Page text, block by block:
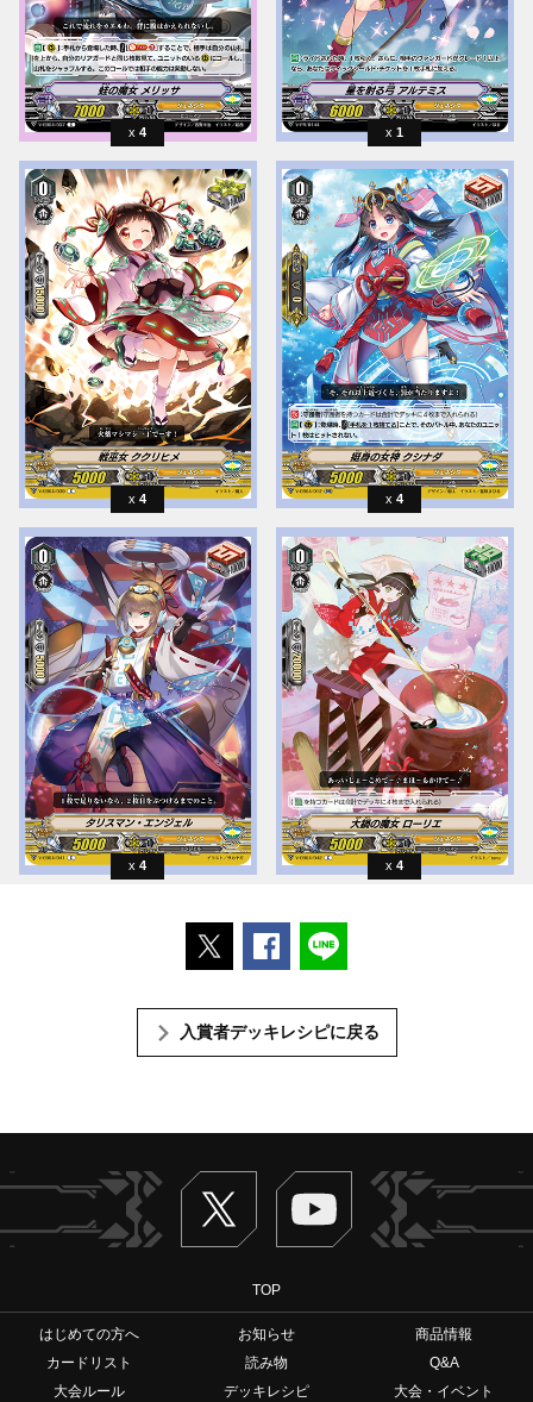
4 1
4 4
4 4
ポストするFacebookでシェアする
入賞者デッキレシピに戻る
Twitter ヴァンガードch
TOP
はじめての方へ お知らせ
商品情報
カードリスト
読み物
Q&A
大会ルール
デッキレシピ
大会・イベント